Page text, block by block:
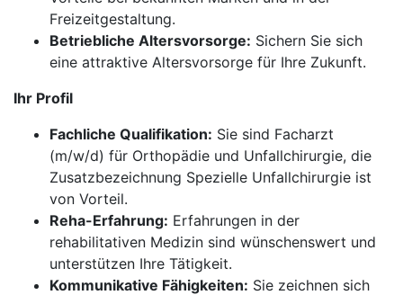
Freizeitgestaltung.
Betriebliche Altersvorsorge: Sichern Sie sich
eine attraktive Altersvorsorge für Ihre Zukunft.
Ihr Profil
Fachliche Qualifikation: Sie sind Facharzt
(m/w/d) für Orthopädie und Unfallchirurgie, die
Zusatzbezeichnung Spezielle Unfallchirurgie ist
von Vorteil.
Reha-Erfahrung: Erfahrungen in der
rehabilitativen Medizin sind wünschenswert und
unterstützen Ihre Tätigkeit.
Kommunikative Fähigkeiten: Sie zeichnen sich